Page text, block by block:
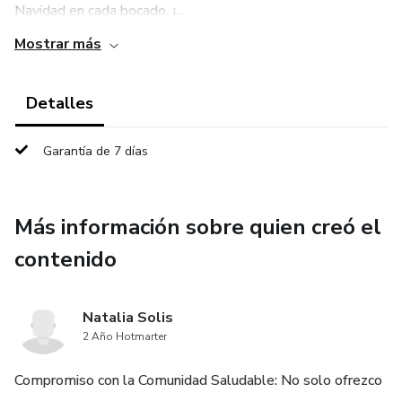
Navidad en cada bocado. ¡...
Mostrar más
Detalles
Garantía de 7 días
Más información sobre quien creó el
contenido
Natalia Solis
2 Año Hotmarter
Compromiso con la Comunidad Saludable: No solo ofrezco